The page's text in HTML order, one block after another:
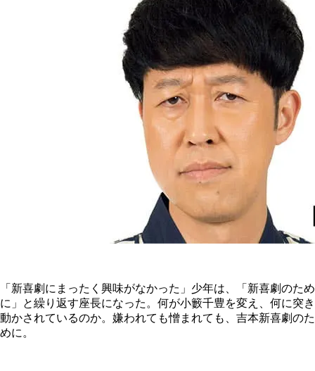
「新喜劇にまったく興味がなかった」少年は、「新喜劇のため
に」と繰り返す座長になった。何が小籔千豊を変え、何に突き
動かされているのか。嫌われても憎まれても、吉本新喜劇のた
めに。